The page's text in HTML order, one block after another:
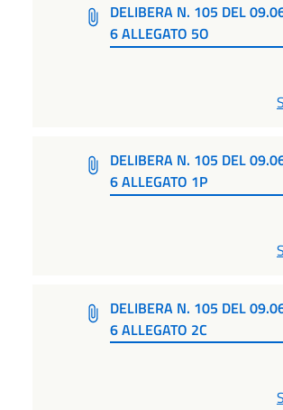
DELIBERA N. 105 DEL
6 ALLEGATO 5O
DELIBERA N. 105 DEL
6 ALLEGATO 1P
DELIBERA N. 105 DEL
6 ALLEGATO 2C